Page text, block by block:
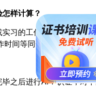
样计算？
习的工作经验按照兼职
间等同一年的全职工作时
之后进行AFP认证，对